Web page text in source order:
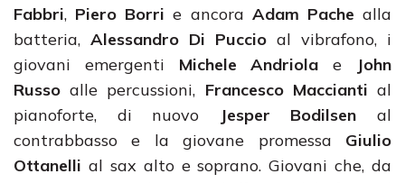
Fabbri, Piero Borri e ancora Adam Pache alla
batteria, Alessandro Di Puccio al vibrafono, i
giovani emergenti Michele Andriola e
John
Russo alle percussioni, Francesco Maccianti al
pianoforte, di nuovo
Jesper Bodilsen al
contrabbasso e la giovane promessa Giulio
Ottanelli al sax alto e soprano. Giovani che, da